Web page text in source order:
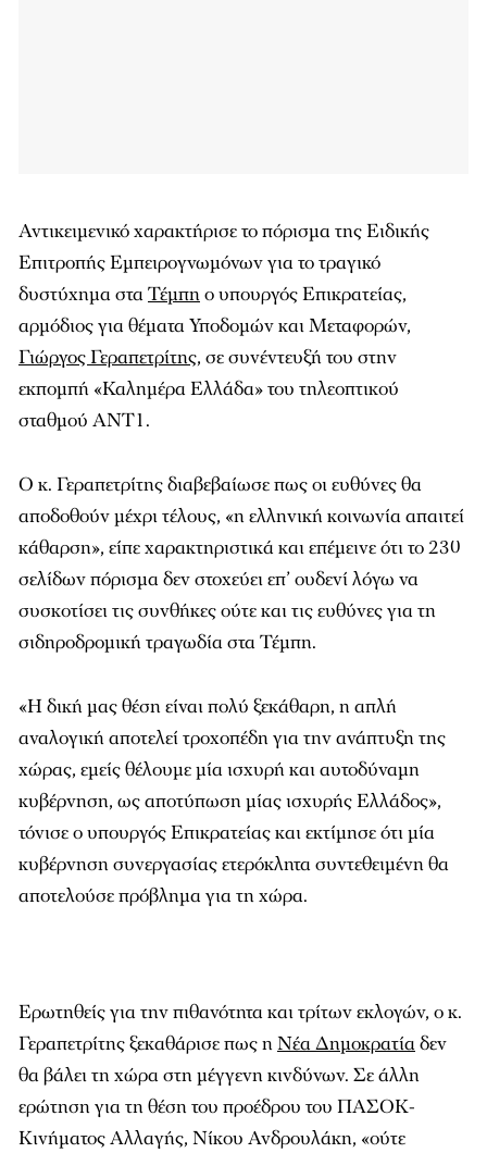
Αντικειμενικό χαρακτήρισε το πόρισμα της Ειδικής
Επιτροπής Εμπειρογνωμόνων για το τραγικό
δυστύχημα σταΤέμπηο υπουργός Επικρατείας,
αρμόδιος για θέματα Υποδομών και Μεταφορών,
Γιώργος Γεραπετρίτης, σε συνέντευξή του στην
εκπομπή «Καλημέρα Ελλάδα» του τηλεοπτικού
σταθμού ΑΝΤ1.
Ο κ. Γεραπετρίτης διαβεβαίωσε πως οι ευθύνες θα
αποδοθούν μέχρι τέλους, «η ελληνική κοινωνία απαιτεί
κάθαρση», είπε χαρακτηριστικά και επέμεινε ότι το 230
σελίδων πόρισμα δεν στοχεύει επ’ ουδενί λόγω να
συσκοτίσει τις συνθήκες ούτε και τις ευθύνες για τη
σιδηροδρομική τραγωδία στα Τέμπη.
«Η δική μας θέση είναι πολύ ξεκάθαρη, η απλή
αναλογική αποτελεί τροχοπέδη για την ανάπτυξη της
χώρας, εμείς θέλουμε μία ισχυρή και αυτοδύναμη
κυβέρνηση, ως αποτύπωση μίας ισχυρής Ελλάδος»,
τόνισε ο υπουργός Επικρατείας και εκτίμησε ότι μία
κυβέρνηση συνεργασίας ετερόκλητα συντεθειμένη θα
αποτελούσε πρόβλημα για τη χώρα.
Ερωτηθείς για την πιθανότητα και τρίτων εκλογών, ο κ.
Γεραπετρίτης ξεκαθάρισε πως ηΝέα Δημοκρατίαδεν
θα βάλει τη χώρα στη μέγγενη κινδύνων. Σε άλλη
ερώτηση για τη θέση του προέδρου του ΠΑΣΟΚ-
Κινήματος Αλλαγής, Νίκου Ανδρουλάκη, «ούτε